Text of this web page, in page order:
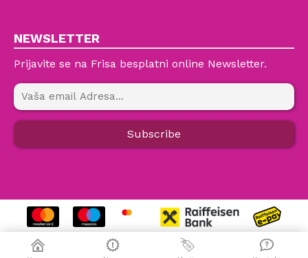
NEWSLETTER
Prijavite se na Frisa besplatni online Newsletter.